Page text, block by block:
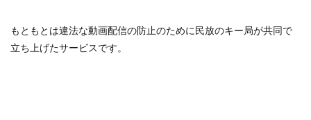
もともとは違法な動画配信の防止のために民放のキー局が共同で
立ち上げたサービスです。